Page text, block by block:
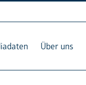
Über uns